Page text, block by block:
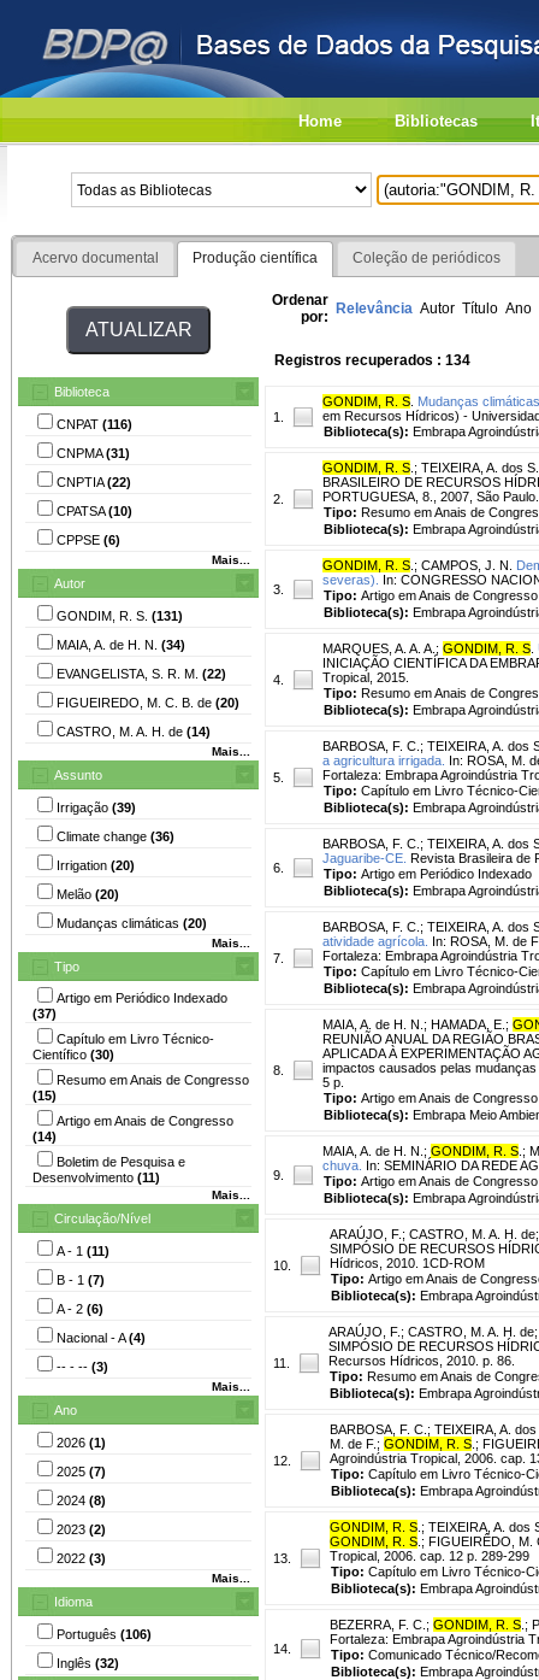
Home Bibliotecas
Acervo documental Produção científica Coleção de periódicos
Biblioteca
CNPAT (116)
CNPMA(31)
CNPTIA(22)
CPATSA(10)
CPPSE (6)
Mais...
Autor
GONDIM, R. S. (131)
MAIA, A. de H. N. (34)
EVANGELISTA, S. R. M. (22)
FIGUEIREDO, M. C. B. de (20)
CASTRO, M. A. H. de (14)
Mais...
Assunto
Irrigação (39)
Climate change (36)
Irrigation (20)
Melão (20)
Mudanças climáticas (20)
Mais...
Tipo
Artigo em Periódico Indexado
(37)
Capítulo em Livro Técnico-
Científico (30)
Resumo em Anais de Congresso
(15)
Artigo em Anais de Congresso
(14)
Boletim de Pesquisa e
Desenvolvimento (11)
Mais...
Circulação/Nível
A - 1 (11)
B - 1 (7)
A - 2 (6)
Nacional - A(4)
-- - -- (3)
Mais...
Ano
2026 (1)
2025 (7)
2024 (8)
2023 (2)
2022 (3)
Mais...
Idioma
Português (106)
Inglês (32)
Ordenar
por: Relevância Autor Título Ano
Registros recuperados : 134
1.
GONDIM, R. S Mudanças
em Recursos Hídricos) -
Biblioteca(s): Embrapa
2.
GONDIM, R. S ; TEIXEIRA, A. dos S.
BRASILEIRO DE RECURSOS
PORTUGUESA, 8., 2007, São
Tipo: Resumo em Anais de
Biblioteca(s): Embrapa
3.
GONDIM, R. S ; CAMPOS, J. N.
severas).
In: CONGRESSO
Tipo: Artigo em Anais de
Biblioteca(s): Embrapa
4.
MARQUES, A. A. A. ; GONDIM, R. S
INICIAÇÃO CIENTÍFICA DA
Tropical, 2015.
Tipo: Resumo em Anais de
Biblioteca(s): Embrapa
5.
BARBOSA, F. C. ; TEIXEIRA, A. dos
a agricultura irrigada. In: ROSA, M.
Fortaleza: Embrapa Agroindústria
Tipo: Capítulo em Livro Técnico-
Biblioteca(s): Embrapa
6.
BARBOSA, F. C. ; TEIXEIRA, A. dos
Jaguaribe-CE. Revista Brasileira de
Tipo: Artigo em Periódico Indexado
Biblioteca(s): Embrapa
7.
BARBOSA, F. C. ; TEIXEIRA, A. dos
atividade agrícola. In: ROSA, M. de
Fortaleza: Embrapa Agroindústria
Tipo: Capítulo em Livro Técnico-
Biblioteca(s): Embrapa
8.
MAIA, A. de H. N. ; HAMADA, E. ;
REUNIÃO ANUAL DA REGIÃO
APLICADA À EXPERIMENTAÇÃO
impactos causados pelas
5 p.
Tipo: Artigo em Anais de Congresso
Biblioteca(s): Embrapa Meio
9.
MAIA, A. de H. N. ; GONDIM, R. S ;
chuva. In: SEMINÁRIO DA REDE
Tipo: Artigo em Anais de Congresso
Biblioteca(s): Embrapa
10.
ARAÚJO, F. ; CASTRO, M. A. H. de
SIMPÓSIO DE RECURSOS
Hídricos, 2010. 1CD-ROM
Tipo: Artigo em Anais de
Biblioteca(s): Embrapa
11.
ARAÚJO, F. ; CASTRO, M. A. H. de
SIMPÓSIO DE RECURSOS
Recursos Hídricos, 2010. p. 86.
Tipo: Resumo em Anais de
Biblioteca(s): Embrapa
12.
BARBOSA, F. C. ; TEIXEIRA, A. dos
M. de F.; GONDIM, R. S .;
Agroindústria Tropical, 2006. cap.
Tipo: Capítulo em Livro Técnico-
Biblioteca(s): Embrapa
13.
GONDIM, R. S ; TEIXEIRA, A. dos
GONDIM, R. S .; FIGUEIRÊDO,
Tropical, 2006. cap. 12 p. 289-299
Tipo: Capítulo em Livro Técnico-
Biblioteca(s): Embrapa
14.
BEZERRA, F. C. ; GONDIM, R. S ;
Fortaleza: Embrapa Agroindústria
Tipo: Comunicado Técnico/
Biblioteca(s): Embrapa